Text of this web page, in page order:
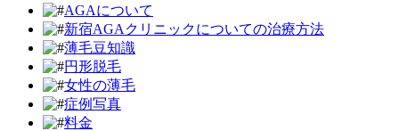
AGAについて
新宿AGAクリニックについての治療方法
薄毛豆知識
円形脱毛
女性の薄毛
症例写真
料金